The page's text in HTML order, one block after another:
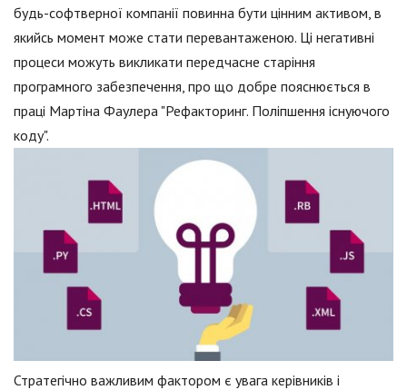
будь-софтверної компанії повинна бути цінним активом, в
якийсь момент може стати перевантаженою. Ці негативні
процеси можуть викликати передчасне старіння
програмного забезпечення, про що добре пояснюється в
праці Мартіна Фаулера "Рефакторинг. Поліпшення існуючого
коду".
Стратегічно важливим фактором є увага керівників і